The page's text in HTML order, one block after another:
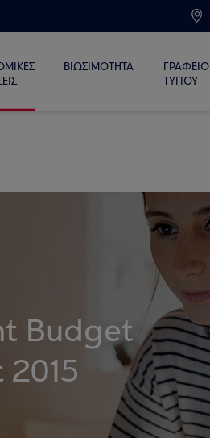
ΒΙΩΣΙΜΟΤΗΤΑ
ΓΡΑΦΕΙΟ
ΤΥΠΟΥ
Budget